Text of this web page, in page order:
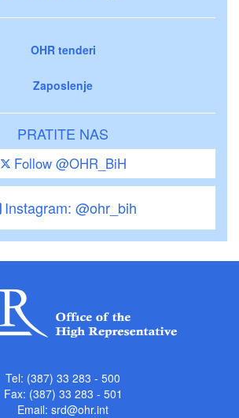
OHR tenderi
Zaposlenje
PRATITE NAS
Follow @OHR_BiH
Instagram: @ohr_bih
Tel: (387) 33 283 - 500
Fax: (387) 33 283 - 501
Email: srd@ohr.int